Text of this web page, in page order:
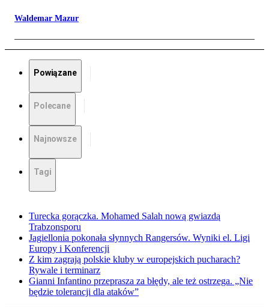
Waldemar Mazur
Powiązane
Polecane
Najnowsze
Tagi
Turecka gorączka. Mohamed Salah nową gwiazdą
Trabzonsporu
Jagiellonia pokonała słynnych Rangersów. Wyniki el. Ligi
Europy i Konferencji
Z kim zagrają polskie kluby w europejskich pucharach?
Rywale i terminarz
Gianni Infantino przeprasza za błędy, ale też ostrzega. „Nie
będzie tolerancji dla ataków”